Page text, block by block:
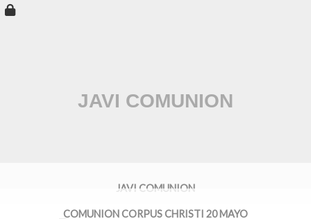
JAVI COMUNION
COMUNION CORPUS CHRISTI 20 MAYO